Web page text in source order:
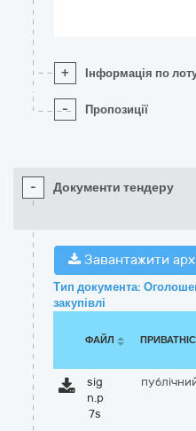
+ Інформація по
- Пропозиції
- Документи тендеру
Завантажити
Тип документа:
закупівлі
ФАЙЛ
sig
n.p
7s